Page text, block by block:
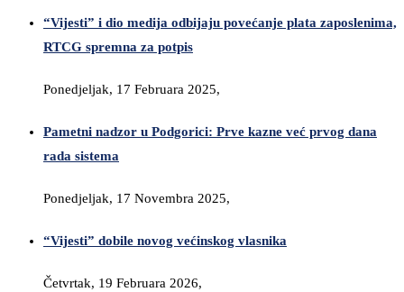
“Vijesti” i dio medija odbijaju povećanje plata zaposlenima,
RTCG spremna za potpis
Ponedjeljak, 17 Februara 2025,
Pametni nadzor u Podgorici: Prve kazne već prvog dana
rada sistema
Ponedjeljak, 17 Novembra 2025,
“Vijesti” dobile novog većinskog vlasnika
Četvrtak, 19 Februara 2026,